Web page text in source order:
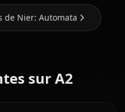
de Nier: Automata
sur A2